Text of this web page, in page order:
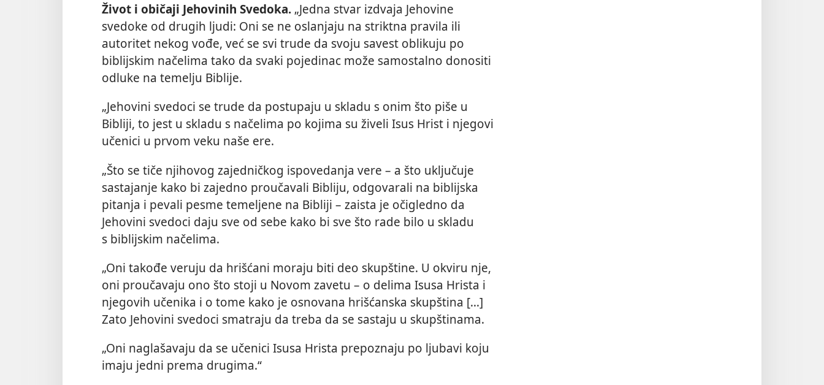
Život i običaji Jehovinih Svedoka. „Jedna stvar izdvaja Jehovine
svedoke od drugih ljudi: Oni se ne oslanjaju na striktna pravila ili
autoritet nekog vođe, već se svi trude da svoju savest oblikuju po
biblijskim načelima tako da svaki pojedinac može samostalno donositi
odluke na temelju Biblije.
„Jehovini svedoci se trude da postupaju u skladu s onim što piše u
Bibliji, to jest u skladu s načelima po kojima su živeli Isus Hrist i njegovi
učenici u prvom veku naše ere.
„Što se tiče njihovog zajedničkog ispovedanja vere – a što uključuje
sastajanje kako bi zajedno proučavali Bibliju, odgovarali na biblijska
pitanja i pevali pesme temeljene na Bibliji – zaista je očigledno da
Jehovini svedoci daju sve od sebe kako bi sve što rade bilo u skladu
s biblijskim načelima.
„Oni takođe veruju da hrišćani moraju biti deo skupštine. U okviru nje,
oni proučavaju ono što stoji u Novom zavetu – o delima Isusa Hrista i
njegovih učenika i o tome kako je osnovana hrišćanska skupština [...]
Zato Jehovini svedoci smatraju da treba da se sastaju u skupštinama.
„Oni naglašavaju da se učenici Isusa Hrista prepoznaju po ljubavi koju
imaju jedni prema drugima.“